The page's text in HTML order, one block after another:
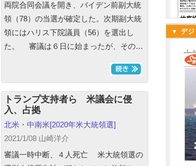
両院合同会議を開き、バイデン前副大統
領（78）の当選が確定した。次期副大統
領にはハリス下院議員（56）を選出し
た。 審議は６日に始まったが、その…
トランプ支持者ら 米議会に侵
入、占拠
北米・中南米[2020年米大統領選]
2021/1/08 山崎洋介
審議一時中断、４人死亡 米大統領選の
▼ デジ